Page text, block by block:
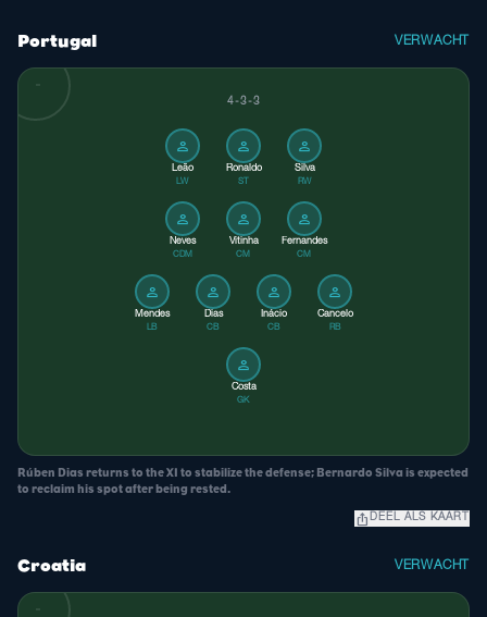
Portugal VERWACHT
4-3-3
person
Leão
LW
person
Ronaldo
ST
person
Silva
RW
person
Neves
CDM
person
Vitinha
CM
person
Fernandes
CM
person
Mendes
LB
person
Dias
CB
person
Inácio
CB
person
Cancelo
RB
person
Costa
GK
Rúben Dias returns to the XI to stabilize the defense; Bernardo Silva is expected
to reclaim his spot after being rested.
ios_share DEEL ALS KAART
Croatia VERWACHT